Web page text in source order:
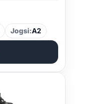
Jogsi:A2